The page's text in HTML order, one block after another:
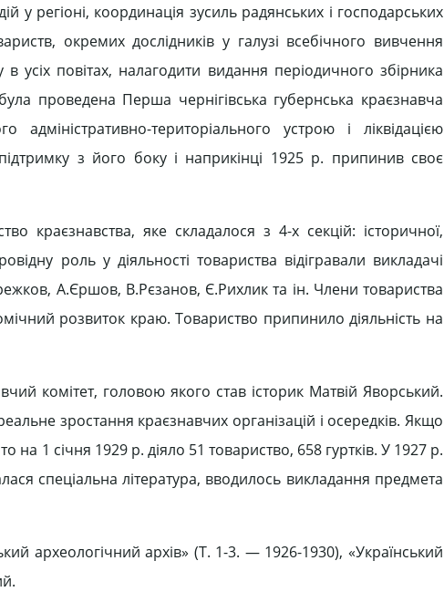
у регіоні, координація зусиль радянських і господарських
окремих дослідників у галузі всебічного вивчення
усіх повітах, налагодити видання періодичного збірника
проведена Перша чернігівська губернська краєзнавча
територіального устрою і ліквідацією
з його боку і наприкінці 1925 р. припинив своє
краєзнавства, яке складалося з 4-х секцій: історичної,
роль у діяльності товариства відігравали викладачі
А.Єршов, В.Рєзанов, Є.Рихлик та ін. Члени товариства
розвиток краю. Товариство припинило діяльність на
комітет, головою якого став історик Матвій Яворський.
зростання краєзнавчих організацій і осередків. Якщо
на 1 січня 1929 р. діяло 51 товариство, 658 гуртків. У 1927 р.
спеціальна література, вводилось викладання предмета
археологічний архів» (Т. 1-3. — 1926-1930), «Український